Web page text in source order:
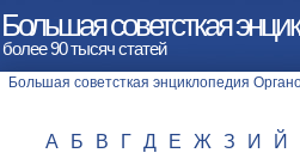
Большая советсткая
более 90 тысяч статей
А Б В Г Д Е Ж З И Й